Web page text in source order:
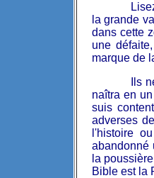
la grande
dans cette
une
marque de
Ils
naîtra en
suis
adverses
l'histoire
abandonné
la
Bible est la